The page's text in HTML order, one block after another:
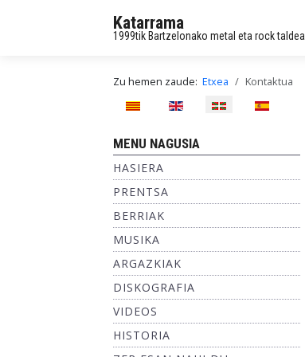
Katarrama
1999tik Bartzelonako metal eta rock taldea
Zu hemen zaude: Etxea Kontaktua
Hautatu hizkuntza
MENU NAGUSIA
HASIERA
PRENTSA
BERRIAK
MUSIKA
ARGAZKIAK
DISKOGRAFIA
VIDEOS
HISTORIA